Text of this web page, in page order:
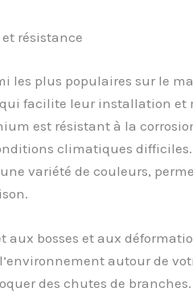
résistance
les plus populaires sur le
facilite leur installation et
est résistant à la
climatiques difficiles.
variété de couleurs,
bosses et aux
autour de
des chutes de